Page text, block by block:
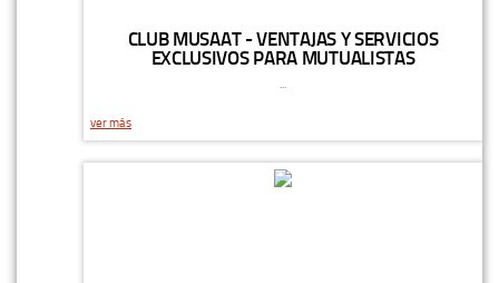
CLUB MUSAAT - VENTAJAS Y SERVICIOS
EXCLUSIVOS PARA MUTUALISTAS
...
ver más